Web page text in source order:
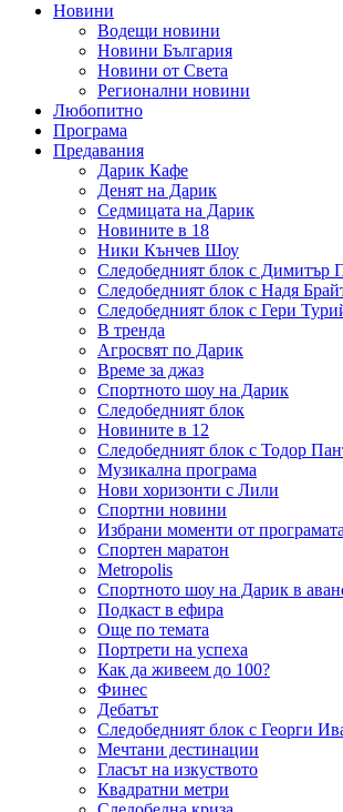
Новини
Водещи новини
Новини България
Новини от Света
Регионални новини
Любопитно
Програма
Предавания
Дарик Кафе
Денят на Дарик
Седмицата на Дарик
Новините в 18
Ники Кънчев Шоу
Следобедният блок с Димитър
Следобедният блок с Надя
Следобедният блок с Гери
В тренда
Агросвят по Дарик
Време за джаз
Спортното шоу на Дарик
Следобедният блок
Новините в 12
Следобедният блок с Тодор
Музикална програма
Нови хоризонти с Лили
Спортни новини
Избрани моменти от
Спортен маратон
Metropolis
Спортното шоу на Дарик в
Подкаст в ефира
Още по темата
Портрети на успеха
Как да живеем до 100?
Финес
Дебатът
Следобедният блок с Георги
Мечтани дестинации
Гласът на изкуството
Квадратни метри